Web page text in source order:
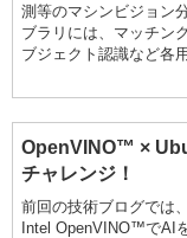
測等のマシンビジョン
ブラリには、マッチン
ブジェクト認識など各
OpenVINO™ ×
チャレンジ！
前回の技術ブログでは
Intel OpenVINO™でAI